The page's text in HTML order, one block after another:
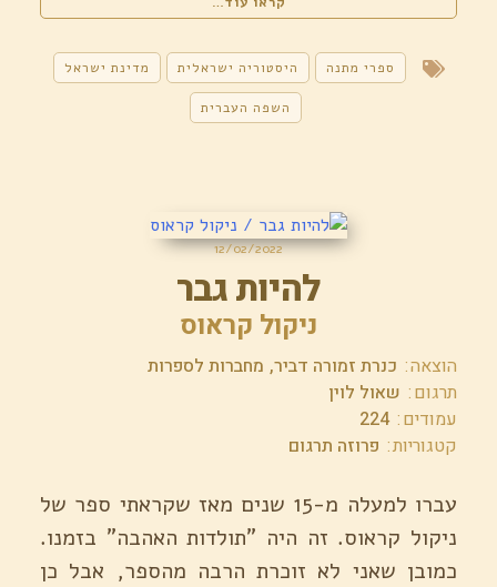
מדינה
פיסת
היסטוריה"
ספרי מתנה היסטוריה ישראלית מדינת ישראל
השפה העברית
12/02/2022
להיות גבר
ניקול קראוס
הוצאה כנרת זמורה דביר מחברות לספרות
תרגום שאול לוין
עמודים 224
קטגוריות פרוזה תרגום
עברו למעלה מ-15 שנים מאז שקראתי ספר של
ניקול קראוס. זה היה "תולדות האהבה" בזמנו.
כמובן שאני לא זוכרת הרבה מהספר, אבל כן